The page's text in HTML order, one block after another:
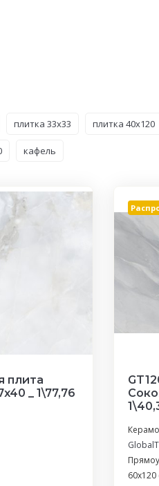
плитка 33x33 плитка 40x120
кафель
плита
_ 1\77,76
60x120